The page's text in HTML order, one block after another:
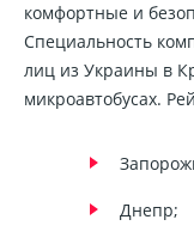
комфортные и
Специальность
лиц из Украины в
микроавтобусах.
Днепр;